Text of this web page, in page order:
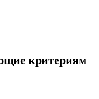
критериям